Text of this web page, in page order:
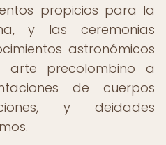
propicios para la
y las ceremonias
astronómicos
precolombino a
de cuerpos
y deidades